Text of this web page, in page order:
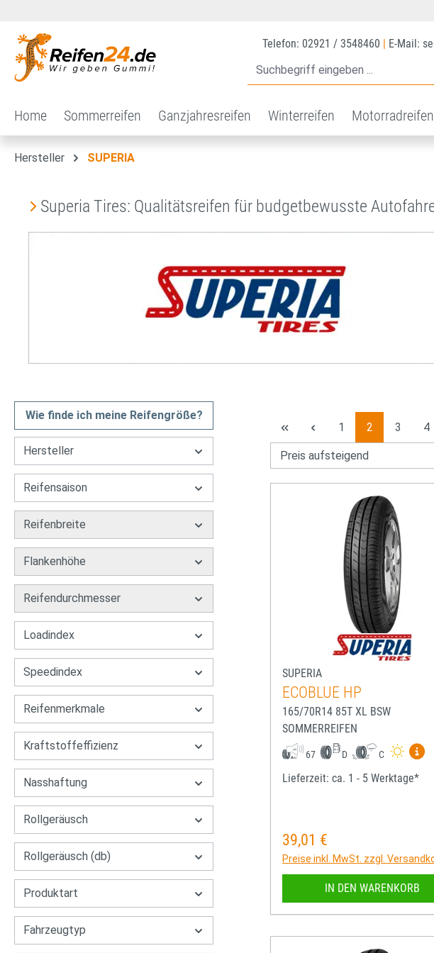
Telefon: 02921 / 3548460 E-Mail:
Home Sommerreifen Ganzjahresreifen Winterreifen Motorradreifen
Hersteller SUPERIA
Superia Tires: Qualitätsreifen für budgetbewusste
Wie finde ich meine Reifengröße?
Hersteller
Reifensaison
Reifenbreite
Flankenhöhe
Reifendurchmesser
Loadindex
Speedindex
Reifenmerkmale
Kraftstoffeffizienz
Nasshaftung
Rollgeräusch
Rollgeräusch (db)
Produktart
Fahrzeugtyp
Seite
1 Seite
2 Seite
3 4
SUPERIA
ECOBLUE HP
165/70R14 85T XL BSW
SOMMERREIFEN
67 D C
Lieferzeit: ca. 1 - 5 Werktage*
Regulärer Preis:
39,01 €
Preise inkl. MwSt. zzgl.
IN DEN WARENKORB